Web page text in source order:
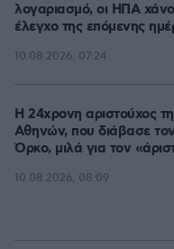
λογαριασμό, οι ΗΠΑ
έλεγχο της επόμενης
10.08.2026, 07:24
Η 24χρονη αριστούχος
Αθηνών, που διάβασε τον
Όρκο, μιλά για τον
10.08.2026, 08:09